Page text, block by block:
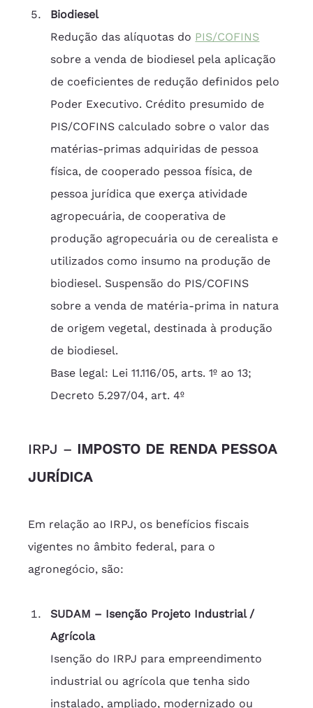
Biodiesel
Redução das alíquotas do PIS/COFINS
sobre a venda de biodiesel pela aplicação
de coeficientes de redução definidos pelo
Poder Executivo. Crédito presumido de
PIS/COFINS calculado sobre o valor das
matérias-primas adquiridas de pessoa
física, de cooperado pessoa física, de
pessoa jurídica que exerça atividade
agropecuária, de cooperativa de
produção agropecuária ou de cerealista e
utilizados como insumo na produção de
biodiesel. Suspensão do PIS/COFINS
sobre a venda de matéria-prima in natura
de origem vegetal, destinada à produção
de biodiesel.
Base legal: Lei 11.116/05, arts. 1º ao 13;
Decreto 5.297/04, art. 4º
IRPJ – IMPOSTO DE RENDA PESSOA
JURÍDICA
Em relação ao IRPJ, os benefícios fiscais
vigentes no âmbito federal, para o
agronegócio, são:
SUDAM – Isenção Projeto Industrial /
Agrícola
Isenção do IRPJ para empreendimento
industrial ou agrícola que tenha sido
instalado, ampliado, modernizado ou